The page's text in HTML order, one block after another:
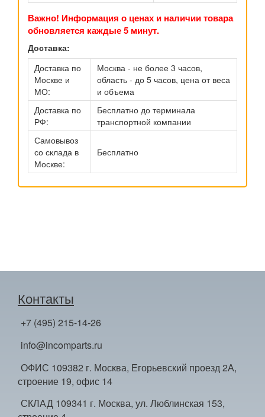
Важно! Информация о ценах и наличии товара
обновляется каждые 5 минут.
Доставка:
Доставка по
Москве и
МО:
Москва - не более 3 часов,
область - до 5 часов, цена от веса
и объема
Доставка по
РФ:
Бесплатно до терминала
транспортной компании
Самовывоз
со склада в
Москве:
Бесплатно
Контакты
+7 (495) 215-14-26
info@incomparts.ru
ОФИС 109382 г. Москва, Егорьевский проезд 2А,
строение 19, офис 14
СКЛАД 109341 г. Москва, ул. Люблинская 153,